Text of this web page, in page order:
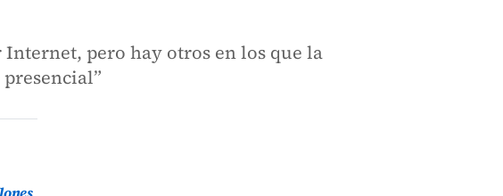
pero hay otros en los que la